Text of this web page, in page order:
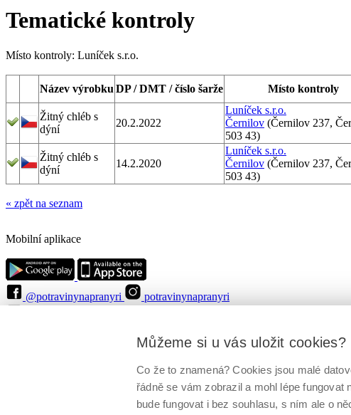
Tematické kontroly
Místo kontroly: Luníček s.r.o.
Název výrobku DP / DMT / číslo šarže Místo kontroly
Žitný chléb s
dýní
20.2.2022
Luníček s.r.o.
Černilov (Černilov 237,
503 43)
Žitný chléb s
dýní
14.2.2020
Luníček s.r.o.
Černilov (Černilov 237,
503 43)
« zpět na seznam
Mobilní aplikace
@potravinynapranyri
potravinynapranyri
epodatelna
szpi.gov.cz
IČO: 75014149, DIČ: CZ75014149
Nastavení cookies
Můžeme si u vás uložit cookies?
Co že to znamená? Cookies jsou malé
řádně se vám zobrazil a mohl lépe
bude fungovat i bez souhlasu, s ním ale o